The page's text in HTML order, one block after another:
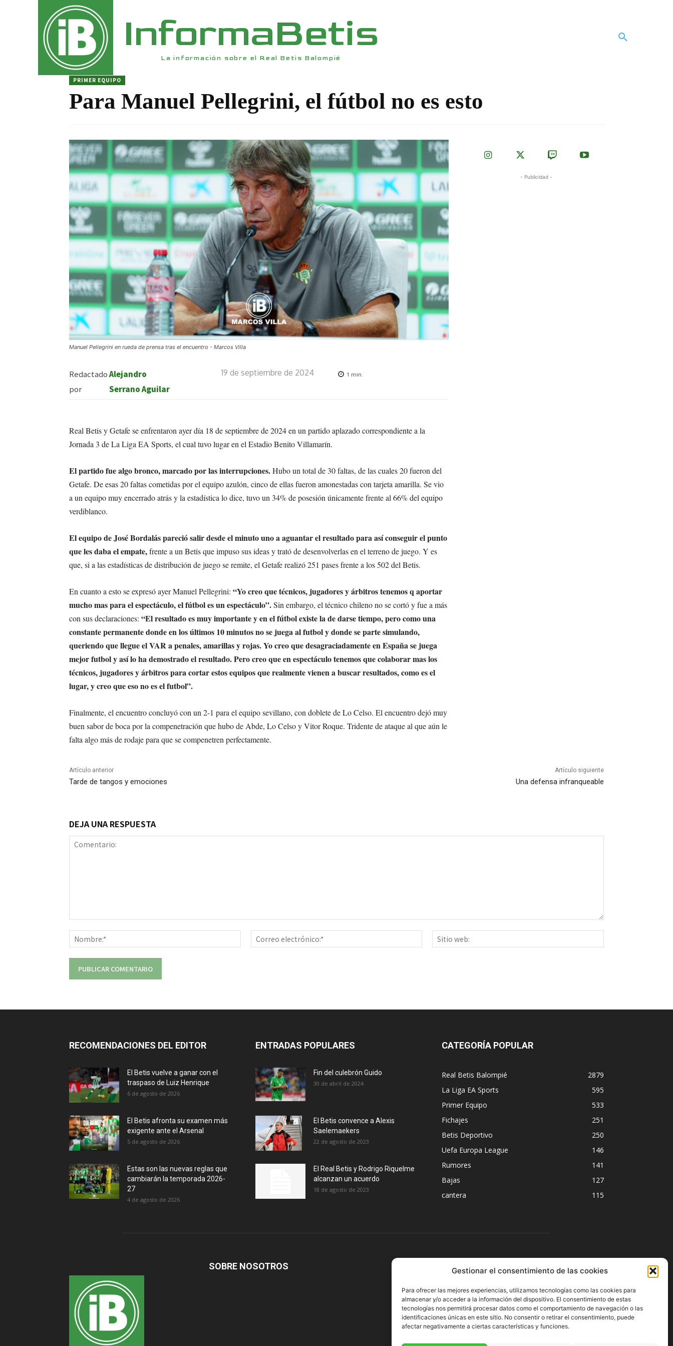
Gestionar el consentimiento de las cookies
Para ofrecer las mejores experiencias, utilizamos tecnologías como las cookies para
almacenar y/o acceder a la información del dispositivo. El consentimiento de estas
tecnologías nos permitirá procesar datos como el comportamiento de navegación o las
identificaciones únicas en este sitio. No consentir o retirar el consentimiento, puede
afectar negativamente a ciertas características y funciones.
InformaBetis
La información sobre el Real Betis Balompié
PRIMER EQUIPO
Para Manuel Pellegrini, el fútbol no es esto
Manuel Pellegrini en rueda de prensa tras el encuentro - Marcos Villa
Redactado
por
Alejandro
Serrano Aguilar
19 de septiembre de 2024 1 min.
Real Betis y Getafe se enfrentaron ayer día 18 de septiembre de 2024 en un partido aplazado correspondiente a la
Jornada 3 de La Liga EA Sports, el cual tuvo lugar en el Estadio Benito Villamarín.
El partido fue algo bronco, marcado por las interrupciones.Hubo un total de 30 faltas, de las cuales 20 fueron del
Getafe. De esas 20 faltas cometidas por el equipo azulón, cinco de ellas fueron amonestadas con tarjeta amarilla. Se vio
a un equipo muy encerrado atrás y la estadística lo dice, tuvo un 34% de posesión únicamente frente al 66% del equipo
verdiblanco.
El equipo de José Bordalás pareció salir desde el minuto uno a aguantar el resultado para así conseguir el punto
que les daba el empate,frente a un Betis que impuso sus ideas y trató de desenvolverlas en el terreno de juego. Y es
que, si a las estadísticas de distribución de juego se remite, el Getafe realizó 251 pases frente a los 502 del Betis.
En cuanto a esto se expresó ayer Manuel Pellegrini: “Yo creo que técnicos, jugadores y árbitros tenemos q aportar
mucho mas para el espectáculo, el fútbol es un espectáculo”.Sin embargo, el técnico chileno no se cortó y fue a más
con sus declaraciones: “El resultado es muy importante y en el fútbol existe la de darse tiempo, pero como una
constante permanente donde en los últimos 10 minutos no se juega al futbol y donde se parte simulando,
queriendo que llegue el VAR a penales, amarillas y rojas. Yo creo que desagraciadamente en España se juega
mejor futbol y así lo ha demostrado el resultado. Pero creo que en espectáculo tenemos que colaborar mas los
técnicos, jugadores y árbitros para cortar estos equipos que realmente vienen a buscar resultados, como es el
lugar, y creo que eso no es el futbol”.
Finalmente, el encuentro concluyó con un 2-1 para el equipo sevillano, con doblete de Lo Celso. El encuentro dejó muy
buen sabor de boca por la compenetración que hubo de Abde, Lo Celso y Vitor Roque. Tridente de ataque al que aún le
falta algo más de rodaje para que se compenetren perfectamente.
- Publicidad -
Artículo anterior
Tarde de tangos y emociones
Artículo siguiente
Una defensa infranqueable
DEJA UNA RESPUESTA
Nombre:*
Correo
electrónico:*
web:
RECOMENDACIONES DEL EDITOR
El Betis vuelve a ganar con el
traspaso de Luiz Henrique
6 de agosto de 2026
El Betis afronta su examen más
exigente ante el Arsenal
5 de agosto de 2026
Estas son las nuevas reglas que
cambiarán la temporada 2026-
27
4 de agosto de 2026
ENTRADAS POPULARES
Fin del culebrón Guido
30 de abril de 2024
El Betis convence a Alexis
Saelemaekers
22 de agosto de 2023
El Real Betis y Rodrigo Riquelme
alcanzan un acuerdo
18 de agosto de 2023
CATEGORÍA POPULAR
Real Betis Balompié
2879
La Liga EA Sports
595
Primer Equipo
533
Fichajes
251
Betis Deportivo
250
Uefa Europa League
146
Rumores
141
Bajas
127
cantera
115
SOBRE NOSOTROS SÍGUENOS